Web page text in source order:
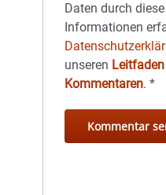
Daten durch
Informationen
unseren
Kommentaren.*